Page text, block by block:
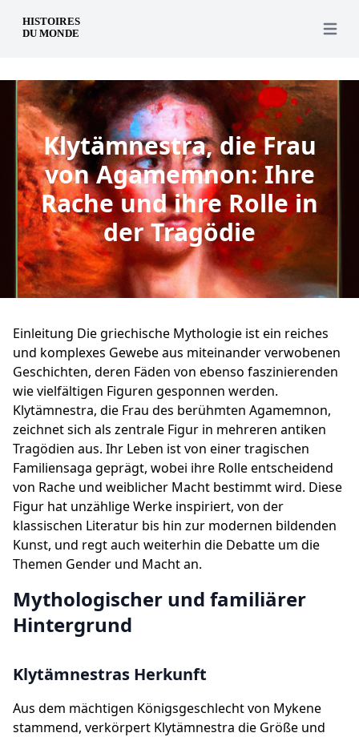
de Open
Klytämnestra, die Frau
von Agamemnon: Ihre
Rache und ihre Rolle in
der Tragödie
Einleitung Die griechische Mythologie ist ein reiches
und komplexes Gewebe aus miteinander verwobenen
Geschichten, deren Fäden von ebenso faszinierenden
wie vielfältigen Figuren gesponnen werden.
Klytämnestra, die Frau des berühmten Agamemnon,
zeichnet sich als zentrale Figur in mehreren antiken
Tragödien aus. Ihr Leben ist von einer tragischen
Familiensaga geprägt, wobei ihre Rolle entscheidend
von Rache und weiblicher Macht bestimmt wird. Diese
Figur hat unzählige Werke inspiriert, von der
klassischen Literatur bis hin zur modernen bildenden
Kunst, und regt auch weiterhin die Debatte um die
Themen Gender und Macht an.
Mythologischer und familiärer
Hintergrund
Klytämnestras Herkunft
Aus dem mächtigen Königsgeschlecht von Mykene
stammend, verkörpert Klytämnestra die Größe und